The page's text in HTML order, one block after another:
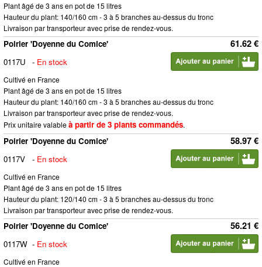
Plant âgé de 3 ans en pot de 15 litres
Hauteur du plant: 140/160 cm - 3 à 5 branches au-dessus du tronc
Livraison par transporteur avec prise de rendez-vous.
61.62 €
Poirier 'Doyenne du Comice'
0117U
- En stock
Cultivé en France
Plant âgé de 3 ans en pot de 15 litres
Hauteur du plant: 140/160 cm - 3 à 5 branches au-dessus du tronc
Livraison par transporteur avec prise de rendez-vous.
Prix unitaire valableà partir de 3 plants commandés.
58.97 €
Poirier 'Doyenne du Comice'
0117V
- En stock
Cultivé en France
Plant âgé de 3 ans en pot de 15 litres
Hauteur du plant: 120/140 cm - 3 à 5 branches au-dessus du tronc
Livraison par transporteur avec prise de rendez-vous.
56.21 €
Poirier 'Doyenne du Comice'
0117W - En stock
Cultivé en France